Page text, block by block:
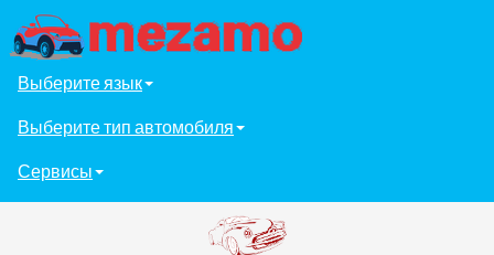
Выберите язык
Выберите тип автомобиля
Сервисы